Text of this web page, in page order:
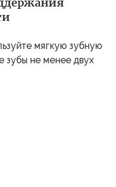
мягкую зубную
зубы не менее двух